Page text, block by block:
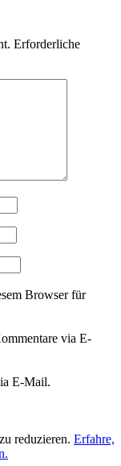
Erforderliche
Browser für
via E-
E-Mail.
reduzieren. Erfahre,